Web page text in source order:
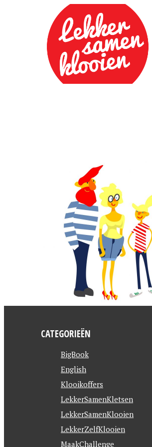
LEKKER SAMEN
KLOOIEN
CATEGORIEËN
BigBook
English
Klooikoffers
LekkerSamenKletsen
LekkerSamenKlooien
LekkerZelfKlooien
MaakChallenge